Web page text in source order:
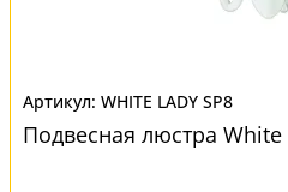
WHITE LADY SP8
Подвесная люстра White